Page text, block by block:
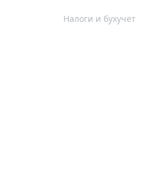
Налоги и бухучет